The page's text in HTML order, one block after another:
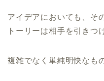
アイデアにおいても、そ
トーリーは相手を引きつ
複雑でなく単純明快なも